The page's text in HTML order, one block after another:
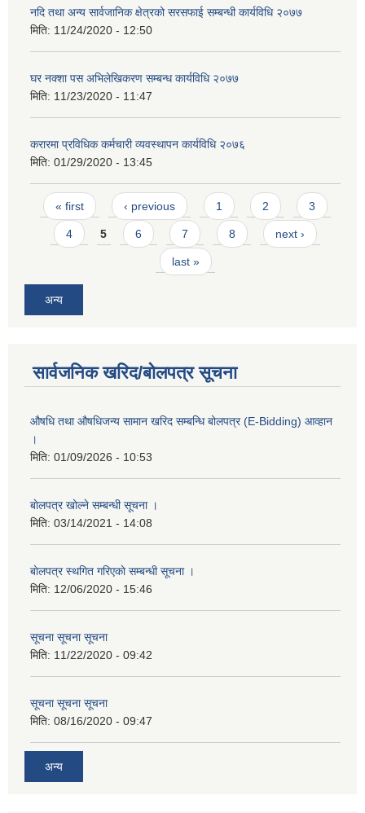
नदि तथा अन्य सार्वजानिक क्षेत्रको सरसफाई सम्बन्धी कार्यविधि २०७७
मिति: 11/24/2020 - 12:50
घर नक्शा पस अभिलेखिकरण सम्बन्ध कार्यविधि २०७७
मिति: 11/23/2020 - 11:47
करारमा प्रविधिक कर्मचारी व्यवस्थापन कार्यविधि २०७६
मिति: 01/29/2020 - 13:45
Pages
« first ‹ previous 1 2 3
4 5 6 7 8 next ›
last »
अन्य
सार्वजनिक खरिद/बोलपत्र सूचना
औषधि तथा औषधिजन्य सामान खरिद सम्बन्धि बोलपत्र (E-Bidding) आव्हान
।
मिति: 01/09/2026 - 10:53
बाेलपत्र खोल्ने सम्बन्धी सूचना ।
मिति: 03/14/2021 - 14:08
बाेलपत्र स्थगित गरिएकाे सम्बन्धी सूचना ।
मिति: 12/06/2020 - 15:46
सूचना सूचना सूचना
मिति: 11/22/2020 - 09:42
सूचना सूचना सूचना
मिति: 08/16/2020 - 09:47
अन्य